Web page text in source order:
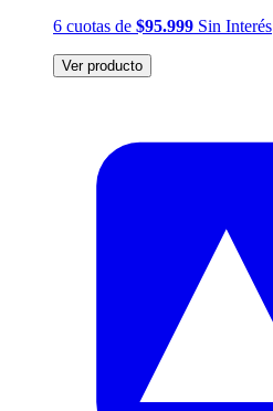
6 cuotas de $95.999 Sin Interés
Ver producto